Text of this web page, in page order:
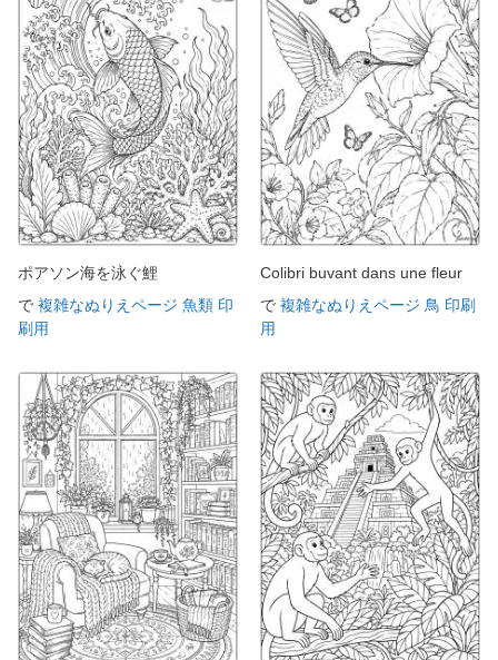
ポアソン海を泳ぐ鯉
で 複雑なぬりえページ 魚類 印
刷用
Colibri buvant dans une fleur
で 複雑なぬりえページ 鳥 印刷
用